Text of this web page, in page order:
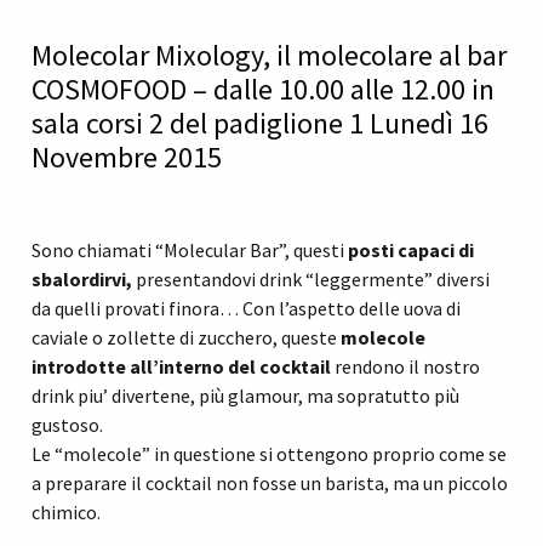
Molecolar Mixology, il molecolare al bar
COSMOFOOD – dalle 10.00 alle 12.00 in
sala corsi 2 del padiglione 1 Lunedì 16
Novembre 2015
Sono chiamati “Molecular Bar”, questi posti capaci di
sbalordirvi, presentandovi drink “leggermente” diversi
da quelli provati finora… Con l’aspetto delle uova di
caviale o zollette di zucchero, queste molecole
introdotte all’interno del cocktail rendono il nostro
drink piu’ divertene, più glamour, ma sopratutto più
gustoso.
Le “molecole” in questione si ottengono proprio come se
a preparare il cocktail non fosse un barista, ma un piccolo
chimico.